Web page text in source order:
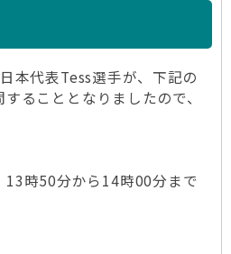
本代表Tess選手が、下記の
ることとなりましたので、
時50分から14時00分まで